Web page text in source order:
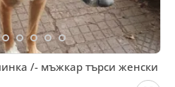
/- мъжкар търси женски